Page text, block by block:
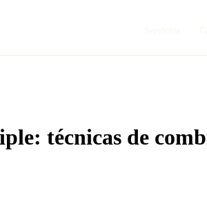
técnicas de